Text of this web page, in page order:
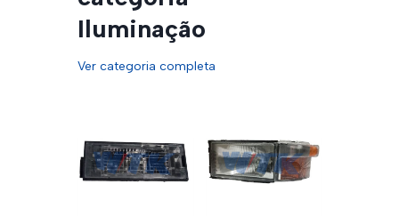
Iluminação
Ver categoria completa